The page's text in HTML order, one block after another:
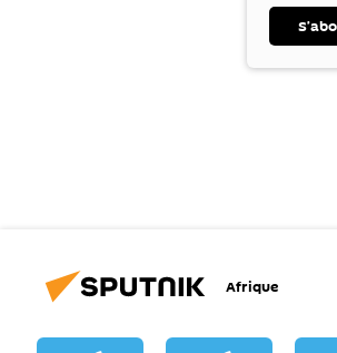
Afrique